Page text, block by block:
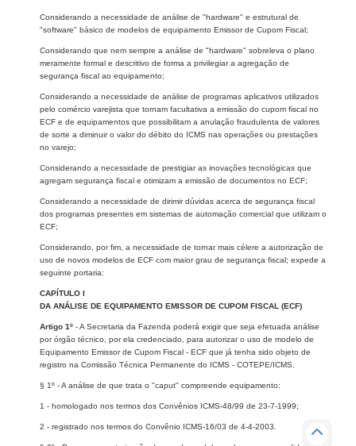
Considerando a necessidade de análise de "hardware" e estrutural de
"software" básico de modelos de equipamento Emissor de Cupom Fiscal;
Considerando que nem sempre a análise de "hardware" sobreleva o plano
meramente formal e descritivo de forma a privilegiar a agregação de
segurança fiscal ao equipamento;
Considerando a necessidade de análise de programas aplicativos utilizados
pelo comércio varejista que tornam facultativa a emissão do cupom fiscal no
ECF e de equipamentos que possibilitam a anulação fraudulenta de valores
de sorte a diminuir o valor do débito do ICMS nas operações ou prestações
no varejo;
Considerando a necessidade de prestigiar as inovações tecnológicas que
agregam segurança fiscal e otimizam a emissão de documentos no ECF;
Considerando a necessidade de dirimir dúvidas acerca de segurança fiscal
dos programas presentes em sistemas de automação comercial que utilizam o
ECF;
Considerando, por fim, a necessidade de tornar mais célere a autorização de
uso de novos modelos de ECF com maior grau de segurança fiscal; expede a
seguinte portaria:
CAPÍTULO I
DA ANÁLISE DE EQUIPAMENTO EMISSOR DE CUPOM FISCAL (ECF)
Artigo 1º - A Secretaria da Fazenda poderá exigir que seja efetuada análise
por órgão técnico, por ela credenciado, para autorizar o uso de modelo de
Equipamento Emissor de Cupom Fiscal - ECF que já tenha sido objeto de
registro na Comissão Técnica Permanente do ICMS - COTEPE/ICMS.
§ 1º - A análise de que trata o "caput" compreende equipamento:
1 - homologado nos termos dos Convênios ICMS-48/99 de 23-7-1999;
2 - registrado nos termos do Convênio ICMS-16/03 de 4-4-2003.